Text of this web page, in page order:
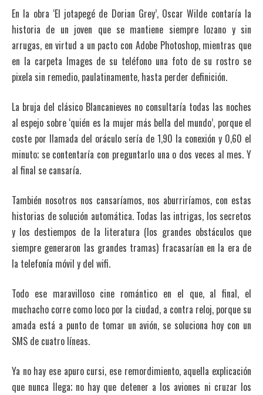
En la obra ‘El jotapegé de Dorian Grey’, Oscar Wilde contaría la
historia de un joven que se mantiene siempre lozano y sin
arrugas, en virtud a un pacto con Adobe Photoshop, mientras que
en la carpeta Images de su teléfono una foto de su rostro se
pixela sin remedio, paulatinamente, hasta perder definición.
La bruja del clásico Blancanieves no consultaría todas las noches
al espejo sobre ‘quién es la mujer más bella del mundo’, porque el
coste por llamada del oráculo sería de 1,90 la conexión y 0,60 el
minuto; se contentaría con preguntarlo una o dos veces al mes. Y
al final se cansaría.
También nosotros nos cansaríamos, nos aburriríamos, con estas
historias de solución automática. Todas las intrigas, los secretos
y los destiempos de la literatura (los grandes obstáculos que
siempre generaron las grandes tramas) fracasarían en la era de
la telefonía móvil y del wifi.
Todo ese maravilloso cine romántico en el que, al final, el
muchacho corre como loco por la ciudad, a contra reloj, porque su
amada está a punto de tomar un avión, se soluciona hoy con un
SMS de cuatro líneas.
Ya no hay ese apuro cursi, ese remordimiento, aquella explicación
que nunca llega; no hay que detener a los aviones ni cruzar los